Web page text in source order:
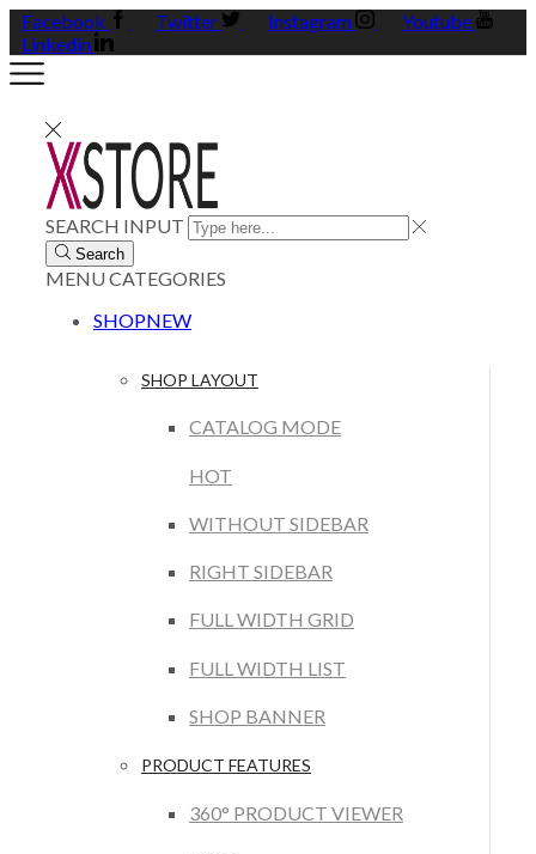
Facebook Twitter Instagram
Youtube
Linkedin
SEARCH INPUT
Search
MENUCATEGORIES
SHOPNEW
SHOP LAYOUT
CATALOG MODE
HOT
WITHOUT SIDEBAR
RIGHT SIDEBAR
FULL WIDTH GRID
FULL WIDTH LIST
SHOP BANNER
PRODUCT FEATURES
360° PRODUCT VIEWER